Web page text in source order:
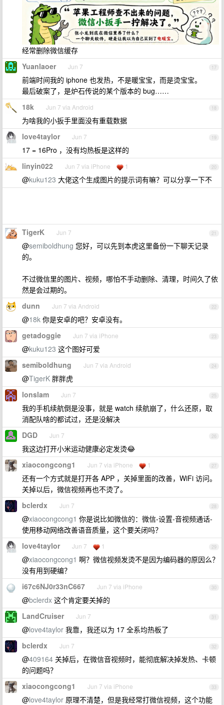
经常删除微信缓存
17
Yuanlaoer Jun 7
前端时间我的 iphone 也发热，不是暖宝宝，而是烫宝宝。
最后破案了，是炉石传说的某个版本的 bug……
18
18k Jun 7 via Android
为啥我的小扳手里面没有重载数据
19
love4taylor Jun 7
17 = 16Pro ，没有均热板是这样的
20
linyin022 Jun 7 via iPhone 1
@kuku123 大佬这个生成图片的提示词有嘛？可以分享一下不
21
TigerK Jun 7
@semiboldhung 您好，可以先到本虎这里备份一下聊天记录
的。
不过微信里的图片、视频，哪怕不手动删除、清理，时间久了依
然是会过期的。
22
dunn Jun 7 via Android
@18k 你是安卓的吧？安卓没有。
23
getadoggie Jun 7 via iPhone
@kuku123 这个图好可爱
24
semiboldhung Jun 7 via Android
@TigerK 胖胖虎
25
lonslam Jun 7
我的手机续航倒是没事，就是 watch 续航崩了，什么还原，取
消配队啥的都试过，还是没解决
26
DGD Jun 7
我这边打开小米运动健康必定发烫😂
27
xiaocongcong1 Jun 7 via iPhone 1
还有一个方式就是打开各 APP ，关掉里面的改善，WiFi 访问。
关掉以后，微信视频再也不烫了。
28
bclerdx Jun 7
@xiaocongcong1 你是说比如微信的：微信-设置-音视频通话-
使用移动网络改善语音质量，这个要关闭吗？
29
love4taylor Jun 7 1
@xiaocongcong1 啊？微信视频发烫不是因为编码器的原因么？
没有用到硬编？
30
i67c6NJ0r33nC667 Jun 7 via iPhone
@bclerdx 这个肯定要关掉的
31
LandCruiser Jun 7
@love4taylor 我靠，我还以为 17 全系均热板了
32
bclerdx Jun 7
@409164 关掉后，在微信音视频时，能彻底解决掉发热、卡顿
的问题吗？
33
xiaocongcong1 Jun 7 via iPhone
@love4taylor 原理不清楚，但是我经常打微信视频，这个功能